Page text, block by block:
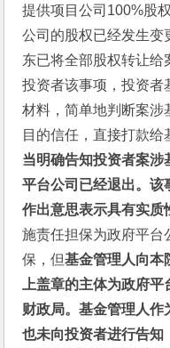
提供项目公司100%股
公司的股权已经发生变
东已将全部股权转让给
投资者该事项，投资者
材料，简单地判断案涉
目的信任，直接打款
当明确告知投资者案涉
平台公司已经退出。该
作出意思表示具有实质
施责任担保为政府平台
保，但基金管理人向本
上盖章的主体为政府
财政局。基金管理人作
也未向投资者进行告知